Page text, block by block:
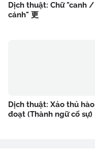
Dịch thuật: Chữ "canh /
cánh" 更
Dịch thuật: Xảo thủ hào
đoạt (Thành ngữ cố sự)